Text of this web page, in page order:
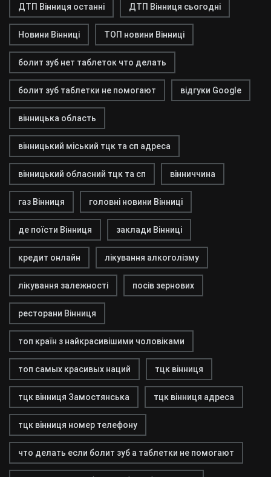
ДТП Вінниця останні ДТП Вінниця сьогодні
Новини Вінниці ТОП новини Вінниці
болит зуб нет таблеток что делать
болит зуб таблетки не помогают відгуки Google
вінницька область
вінницький міський тцк та сп адреса
вінницький обласний тцк та сп вінниччина
газ Вінниця головні новини Вінниці
де поїсти Вінниця заклади Вінниці
кредит онлайн лікування алкоголізму
лікування залежності посів зернових
ресторани Вінниця
топ країн з найкрасивішими чоловіками
топ самых красивых наций тцк вінниця
тцк вінниця Замостянська тцк вінниця адреса
тцк вінниця номер телефону
что делать если болит зуб а таблетки не помогают